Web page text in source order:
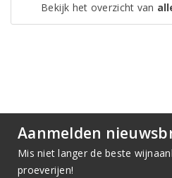
Bekijk het overzicht van
Aanmelden
Mis niet langer de beste
proeverijen!